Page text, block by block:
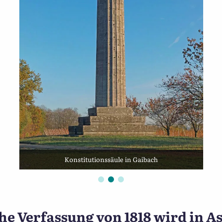
Konstitutionssäule in Gaibach
gefunden
Verfassung von 1818 wird in